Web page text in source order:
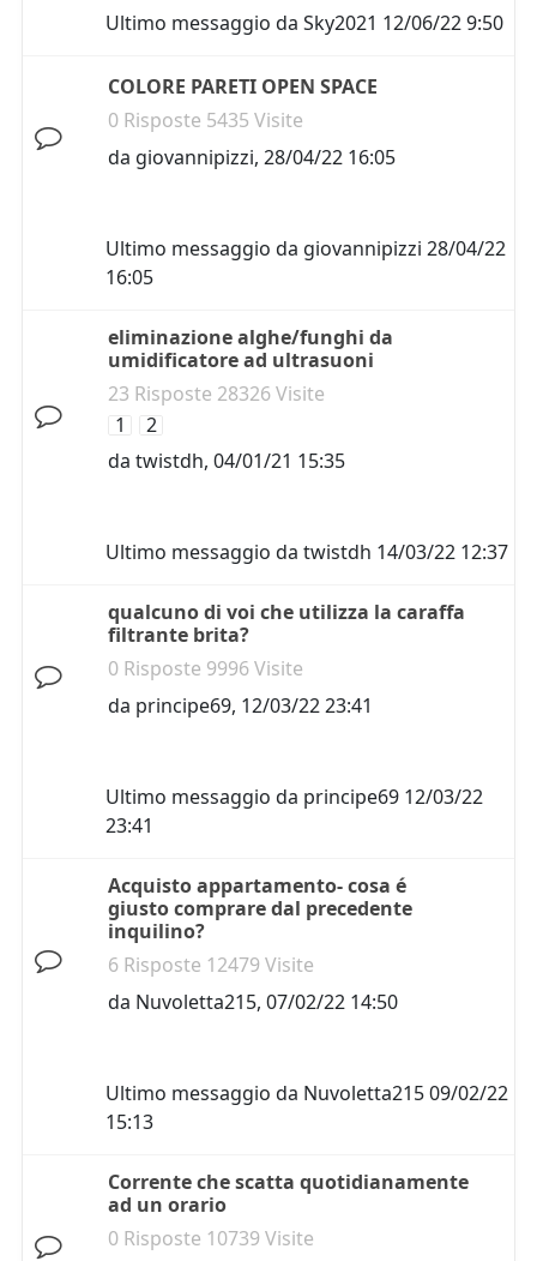
Ultimo messaggio da Sky2021 12/06/22 9:50
COLORE PARETI OPEN SPACE
0 Risposte 5435 Visite
da giovannipizzi, 28/04/22 16:05
Ultimo messaggio da giovannipizzi 28/04/22
16:05
eliminazione alghe/funghi da
umidificatore ad ultrasuoni
23 Risposte 28326 Visite
1
2
da twistdh, 04/01/21 15:35
Ultimo messaggio da twistdh 14/03/22 12:37
qualcuno di voi che utilizza la caraffa
filtrante brita?
0 Risposte 9996 Visite
da principe69, 12/03/22 23:41
Ultimo messaggio da principe69 12/03/22
23:41
Acquisto appartamento- cosa é
giusto comprare dal precedente
inquilino?
6 Risposte 12479 Visite
da Nuvoletta215, 07/02/22 14:50
Ultimo messaggio da Nuvoletta21509/02/22
15:13
Corrente che scatta quotidianamente
ad un orario
0 Risposte 10739 Visite